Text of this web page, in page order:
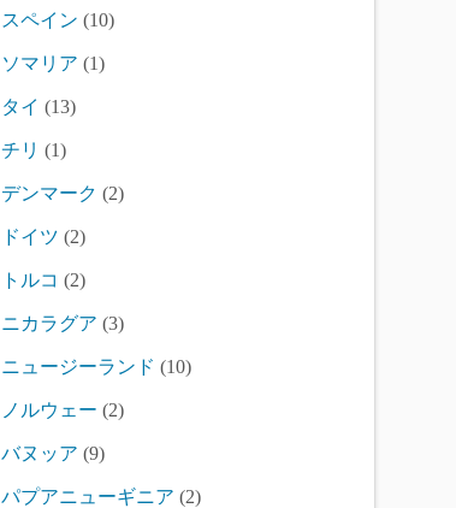
スペイン (10)
ソマリア (1)
タイ (13)
チリ (1)
デンマーク (2)
ドイツ (2)
トルコ (2)
ニカラグア (3)
ニュージーランド (10)
ノルウェー (2)
バヌッア (9)
パプアニューギニア (2)